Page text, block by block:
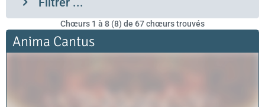
Anima Cantus
Chœurs 1 à 8 (8) de 67chœurs trouvés